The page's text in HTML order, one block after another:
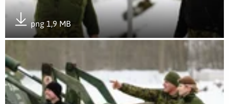
png 1,9 MB
Pobierz załącznik